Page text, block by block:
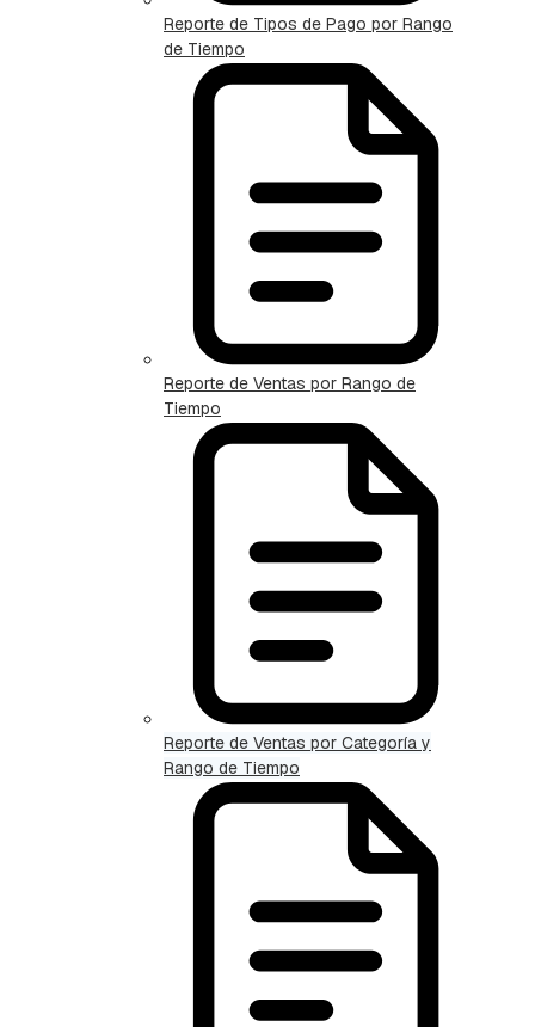
Reporte de Tipos de Pago por Rango
de Tiempo
Reporte de Ventas por Rango de
Tiempo
Reporte de Ventas por Categoría y
Rango de Tiempo